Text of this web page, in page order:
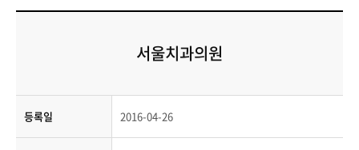
서울치과의원
등록일 2016-04-26